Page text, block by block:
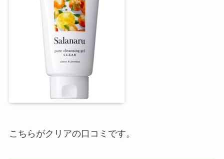
こちらがクリアの口コミです。